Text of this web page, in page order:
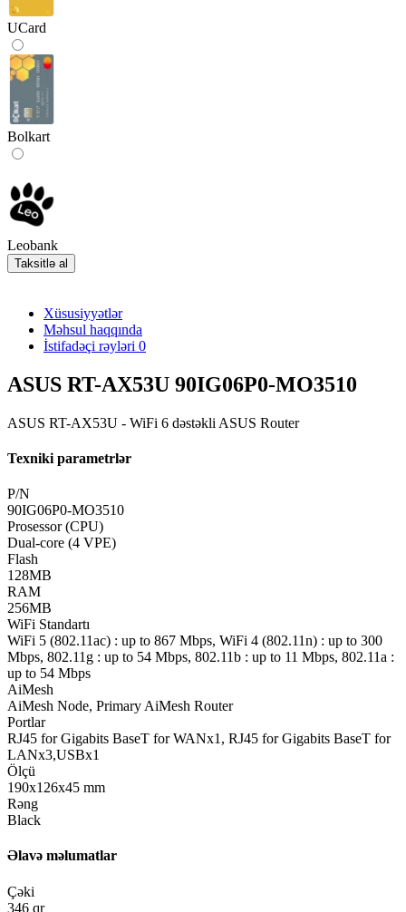
UCard
Bolkart
Leobank
Taksitlə al
Xüsusiyyətlər
Məhsul haqqında
İstifadəçi rəyləri 0
ASUS RT-AX53U 90IG06P0-MO3510
ASUS RT-AX53U - WiFi 6 dəstəkli ASUS Router
Texniki parametrlər
P/N
90IG06P0-MO3510
Prosessor (CPU)
Dual-core (4 VPE)
Flash
128MB
RAM
256MB
WiFi Standartı
WiFi 5 (802.11ac) : up to 867 Mbps, WiFi 4 (802.11n) : up to 300
Mbps, 802.11g : up to 54 Mbps, 802.11b : up to 11 Mbps, 802.11a :
up to 54 Mbps
AiMesh
AiMesh Node, Primary AiMesh Router
Portlar
RJ45 for Gigabits BaseT for WANx1, RJ45 for Gigabits BaseT for
LANx3,USBx1
Ölçü
190x126x45 mm
Rəng
Black
Əlavə məlumatlar
Çəki
346 qr